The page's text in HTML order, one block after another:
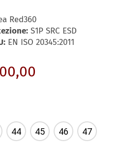
Red360
S1P SRC ESD
EN ISO 20345:2011
44 45 46 47